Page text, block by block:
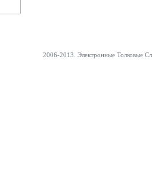
2006-2013. Электронные Толковые